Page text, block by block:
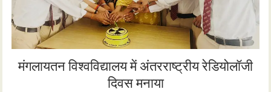
मंगलायतन विश्वविद्यालय में अंतरराष्ट्रीय रेडियोलॉजी
दिवस मनाया